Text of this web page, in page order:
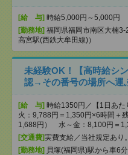
[給 与] 時給5,000円～5,000円
[勤務地] 福岡県福岡市南区大楠3-
高宮駅(西鉄大牟田線)）
未経験OK！【高時給シ
認→その番号の場所へ運
[給 与] 時給1350円／【1日あた
火：9,788円＝1,350円×6時間＋
1,688円） 水～金：8,100円＝
[交通費]実費支給／当社規定あり。
[勤務地] 貝塚(福岡県)駅から車6分